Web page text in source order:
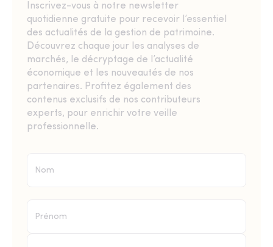
Inscrivez-vous à notre newsletter
quotidienne gratuite pour recevoir l’essentiel
des actualités de la gestion de patrimoine.
Découvrez chaque jour les analyses de
marchés, le décryptage de l’actualité
économique et les nouveautés de nos
partenaires. Profitez également des
contenus exclusifs de nos contributeurs
experts, pour enrichir votre veille
professionnelle.